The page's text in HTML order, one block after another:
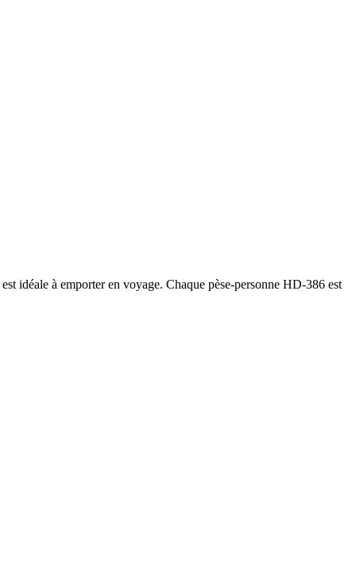
idéale à emporter en voyage. Chaque pèse-personne HD-386 est